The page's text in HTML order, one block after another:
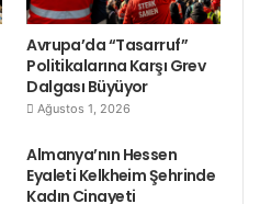
Avrupa’da “Tasarruf”
Politikalarına Karşı Grev
Dalgası Büyüyor
Ağustos 1, 2026
Almanya’nın Hessen
Eyaleti Kelkheim Şehrinde
Kadın Cinayeti